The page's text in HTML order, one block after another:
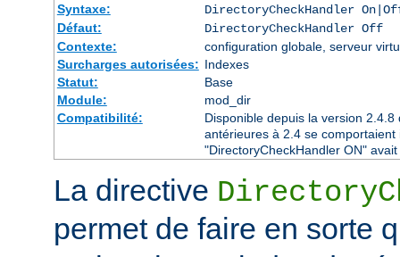
Syntaxe:
DirectoryCheckHandler
Défaut:
DirectoryCheckHandler Off
Contexte:
configuration globale, serveur
Surcharges autorisées: Indexes
Statut:
Base
Module:
mod_dir
Compatibilité:
Disponible depuis la version
antérieures à 2.4 se
"DirectoryCheckHandler ON"
La directive
permet de faire en sorte